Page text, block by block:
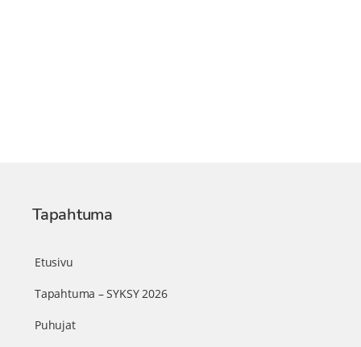
Tapahtuma
Etusivu
Tapahtuma – SYKSY 2026
Puhujat